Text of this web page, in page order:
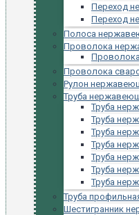
Переход
Переход
Полоса
Проволока
Проволока
Рулон
Труба
Труба
Труба
Труба
Труба
Труба
Труба
Труба
Труба
Шестигранник